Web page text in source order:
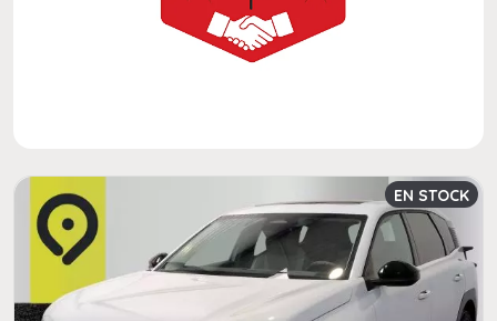
EN STOCK